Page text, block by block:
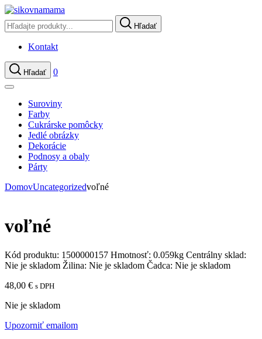
Hľadať
Kontakt
Hľadať 0
Suroviny
Farby
Cukrárske pomôcky
Jedlé obrázky
Dekorácie
Podnosy a obaly
Párty
DomovUncategorizedvoľné
voľné
Kód produktu: 1500000157 Hmotnosť: 0.059kg Centrálny sklad:
Nie je skladom Žilina: Nie je skladom Čadca: Nie je skladom
48,00 € s DPH
Nie je skladom
Upozorniť emailom